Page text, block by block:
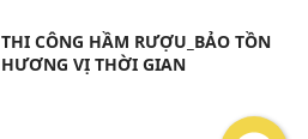
THI CÔNG HẦM RƯỢU_BẢO TỒN
HƯƠNG VỊ THỜI GIAN